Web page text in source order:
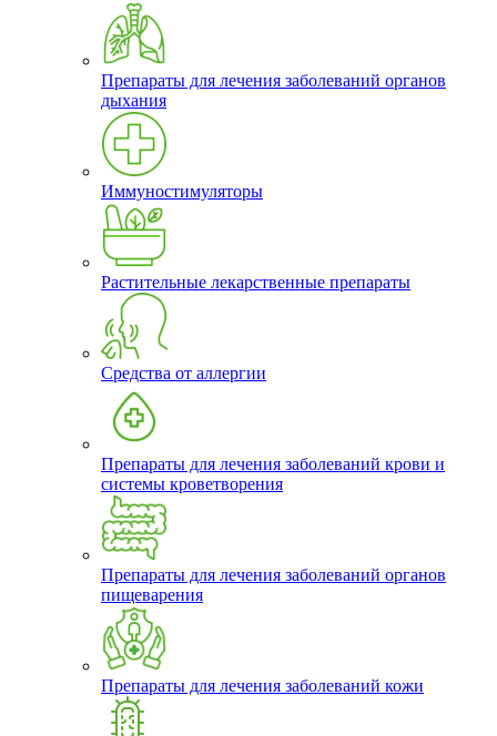
Препараты для лечения заболеваний органов
дыхания
Иммуностимуляторы
Растительные лекарственные препараты
Средства от аллергии
Препараты для лечения заболеваний крови и
системы кроветворения
Препараты для лечения заболеваний органов
пищеварения
Препараты для лечения заболеваний кожи